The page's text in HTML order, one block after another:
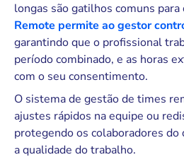
longas são gatilhos comuns
Remote permite ao gestor
garantindo que o profissional
período combinado, e as horas
com o seu consentimento.
O sistema de gestão de times
ajustes rápidos na equipe ou
protegendo os colaboradores
a qualidade do trabalho.